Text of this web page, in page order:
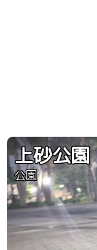
上砂公園
公園